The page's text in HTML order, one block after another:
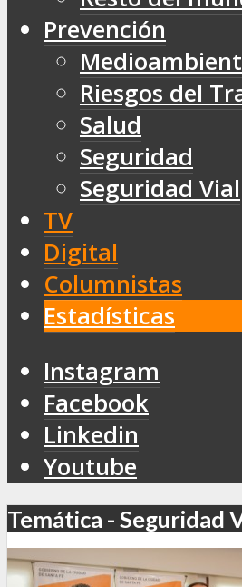
Prevención
Riesgos del
Salud
Seguridad
Seguridad Vial
TV
Digital
Columnistas
Estadísticas
Instagram
Facebook
Linkedin
Youtube
Temática - Seguridad